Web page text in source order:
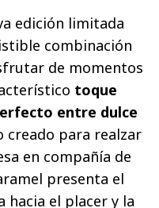
edición limitada
combinación
de momentos
toque
entre dulce
creado para realzar
en compañía de
presenta el
hacia el placer y la